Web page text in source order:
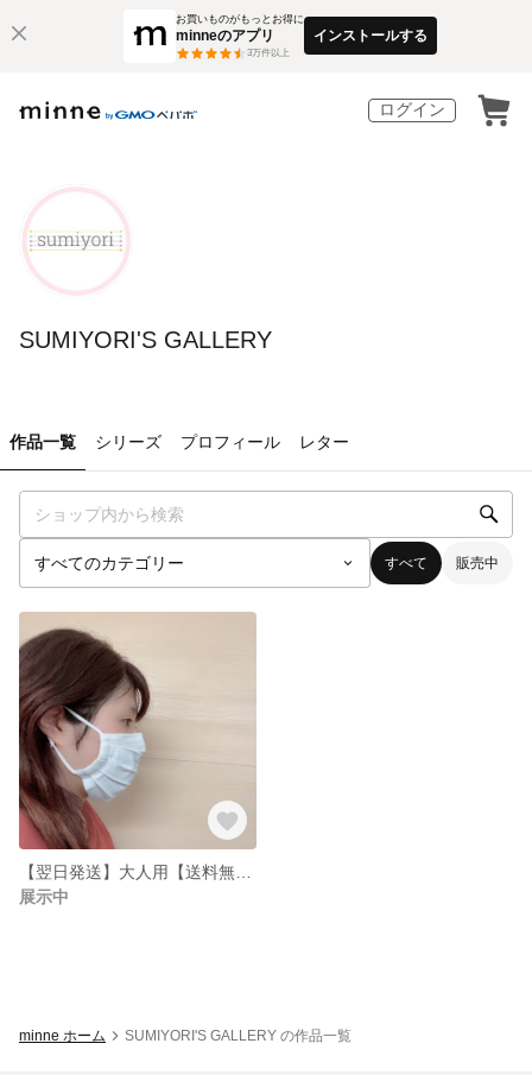
お買いものがもっとお得に
minneのアプリ
3万件以上
インストールする
ログイン
SUMIYORI'S GALLERY
作品一覧 シリーズ プロフィール レター
すべて 販売中
展示中
minne ホーム SUMIYORI'S GALLERY の作品一覧